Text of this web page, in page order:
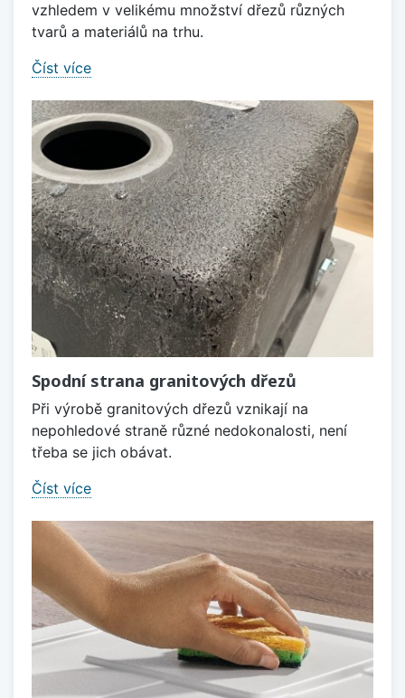
vzhledem v velikému množství dřezů různých
tvarů a materiálů na trhu.
Číst více
Spodní strana granitových dřezů
Při výrobě granitových dřezů vznikají na
nepohledové straně různé nedokonalosti, není
třeba se jich obávat.
Číst více